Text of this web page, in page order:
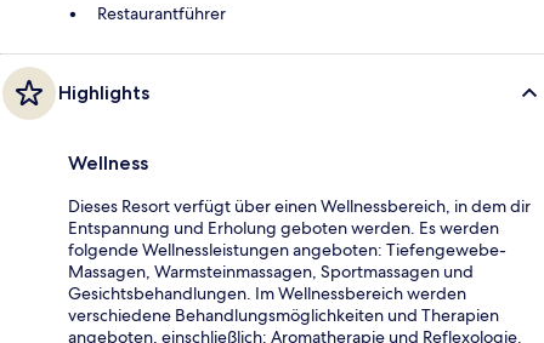
Restaurantführer
Highlights
Wellness
Dieses Resort verfügt über einen Wellnessbereich, in dem dir
Entspannung und Erholung geboten werden. Es werden
folgende Wellnessleistungen angeboten: Tiefengewebe-
Massagen, Warmsteinmassagen, Sportmassagen und
Gesichtsbehandlungen. Im Wellnessbereich werden
verschiedene Behandlungsmöglichkeiten und Therapien
angeboten, einschließlich: Aromatherapie und Reflexologie.